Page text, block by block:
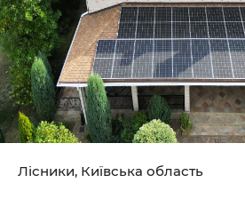
Лісники, Київська область